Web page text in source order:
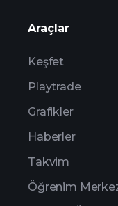
Araçlar
Keşfet
Playtrade
Grafikler
Haberler
Takvim
Öğrenim